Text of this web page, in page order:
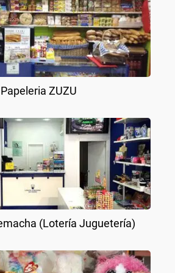
Papeleria ZUZU
(Lotería Juguetería)